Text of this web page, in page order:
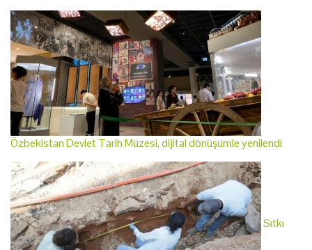
Özbekistan Devlet Tarih Müzesi, dijital dönüşümle yenilendi
Sıtkı